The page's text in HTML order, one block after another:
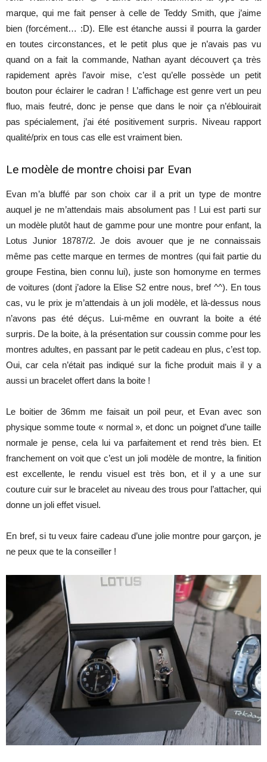
marque, qui me fait penser à celle de Teddy Smith, que j’aime
bien (forcément… :D). Elle est étanche aussi il pourra la garder
en toutes circonstances, et le petit plus que je n’avais pas vu
quand on a fait la commande, Nathan ayant découvert ça très
rapidement après l’avoir mise, c’est qu’elle possède un petit
bouton pour éclairer le cadran ! L’affichage est genre vert un peu
fluo, mais feutré, donc je pense que dans le noir ça n’éblouirait
pas spécialement, j’ai été positivement surpris. Niveau rapport
qualité/prix en tous cas elle est vraiment bien.
Le modèle de montre choisi par Evan
Evan m’a bluffé par son choix car il a prit un type de montre
auquel je ne m’attendais mais absolument pas ! Lui est parti sur
un modèle plutôt haut de gamme pour une montre pour enfant, la
Lotus Junior 18787/2. Je dois avouer que je ne connaissais
même pas cette marque en termes de montres (qui fait partie du
groupe Festina, bien connu lui), juste son homonyme en termes
de voitures (dont j’adore la Elise S2 entre nous, bref ^^). En tous
cas, vu le prix je m’attendais à un joli modèle, et là-dessus nous
n’avons pas été déçus. Lui-même en ouvrant la boite a été
surpris. De la boite, à la présentation sur coussin comme pour les
montres adultes, en passant par le petit cadeau en plus, c’est top.
Oui, car cela n’était pas indiqué sur la fiche produit mais il y a
aussi un bracelet offert dans la boite !
Le boitier de 36mm me faisait un poil peur, et Evan avec son
physique somme toute « normal », et donc un poignet d’une taille
normale je pense, cela lui va parfaitement et rend très bien. Et
franchement on voit que c’est un joli modèle de montre, la finition
est excellente, le rendu visuel est très bon, et il y a une sur
couture cuir sur le bracelet au niveau des trous pour l’attacher, qui
donne un joli effet visuel.
En bref, si tu veux faire cadeau d’une jolie montre pour garçon, je
ne peux que te la conseiller !